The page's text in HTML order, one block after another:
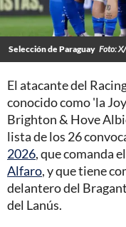
Selección de Paraguay Foto:
El atacante del
conocido como 'la
Brighton & Hove
lista de los 26
2026, que comanda
Alfaro, y que tiene
delantero del
del Lanús.